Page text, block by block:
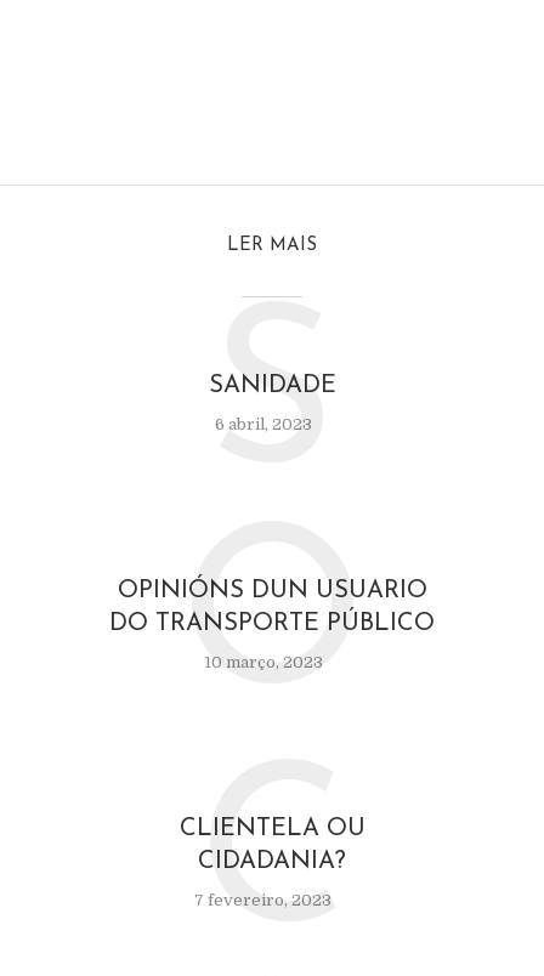
LER MAIS
SANIDADE
6 abril, 2023
S
OPINIÓNS DUN USUARIO
DO TRANSPORTE PÚBLICO
10 março, 2023
O
CLIENTELA OU
CIDADANIA?
7 fevereiro, 2023
C